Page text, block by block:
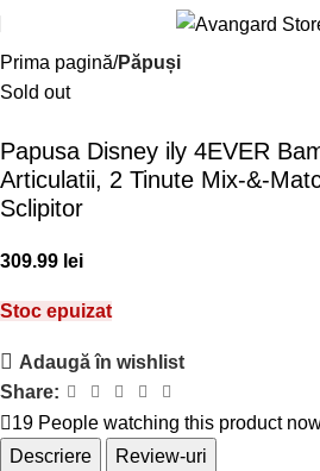
Prima pagină Păpuși
Sold out
Papusa Disney ily 4EVER
Articulatii, 2 Tinute Mix-&-
Sclipitor
lei
Stoc epuizat
Adaugă în wishlist
Share:
19 People watching this product
Descriere
Review-uri